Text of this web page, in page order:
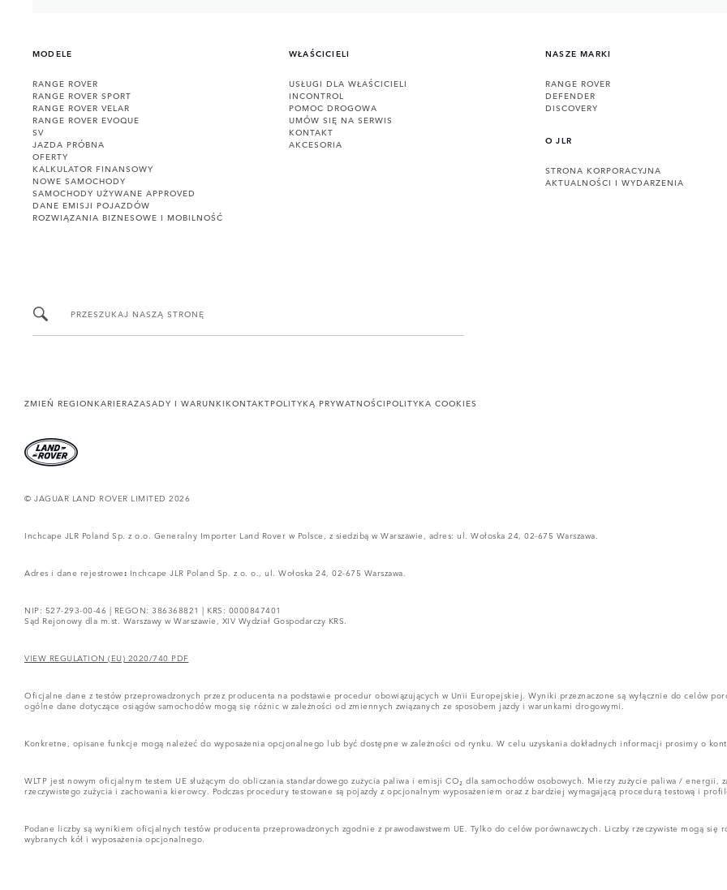
MODELE
RANGE ROVER
RANGE ROVER SPORT
RANGE ROVER VELAR
RANGE ROVER EVOQUE
SV
JAZDA PRÓBNA
OFERTY
KALKULATOR FINANSOWY
NOWE SAMOCHODY
SAMOCHODY UŻYWANE APPROVED
DANE EMISJI POJAZDÓW
ROZWIĄZANIA BIZNESOWE I MOBILNOŚĆ
WŁAŚCICIELI
USŁUGI DLA WŁAŚCICIELI
INCONTROL
POMOC DROGOWA
UMÓW SIĘ NA SERWIS
KONTAKT
AKCESORIA
NASZE MARKI
RANGE ROVER
DEFENDER
DISCOVERY
O JLR
STRONA KORPORACYJNA
AKTUALNOŚCI I WYDARZENIA
PRZESZUKAJ NASZĄ STRONĘ
ZMIEŃ REGIONKARIERAZASADY I WARUNKIKONTAKTPOLITYKĄ PRYWATNOŚCIPOLITYKA COOKIES
© JAGUAR LAND ROVER LIMITED 2026
Inchcape JLR Poland Sp. z o.o. Generalny Importer Land Rover w Polsce, z siedzibą w Warszawie, adres: ul. Wołoska 24, 02-675 Warszawa.
Adres i dane rejestrowe: Inchcape JLR Poland Sp. z o. o., ul. Wołoska 24, 02-675 Warszawa.
NIP: 527-293-00-46 | REGON: 386368821 | KRS: 0000847401
Sąd Rejonowy dla m.st. Warszawy w Warszawie, XIV Wydział Gospodarczy KRS.
VIEW REGULATION (EU) 2020/740 PDF
Oficjalne dane z testów przeprowadzonych przez producenta na podstawie procedur obowiązujących w Unii Europejskiej. Wyniki przeznaczone są wyłącznie do celów
ogólne dane dotyczące osiągów samochodów mogą się różnic w zależności od zmiennych związanych ze sposobem jazdy i warunkami drogowymi.
Konkretne, opisane funkcje mogą należeć do wyposażenia opcjonalnego lub być dostępne w zależności od rynku. W celu uzyskania dokładnych informacji prosimy o
WLTP jest nowym oficjalnym testem UE służącym do obliczania standardowego zużycia paliwa i emisji CO₂ dla samochodów osobowych. Mierzy zużycie paliwa /
rzeczywistego zużycia i zachowania kierowcy. Podczas procedury testowane są pojazdy z opcjonalnym wyposażeniem oraz z bardziej wymagającą procedurą testową i
Podane liczby są wynikiem oficjalnych testów producenta przeprowadzonych zgodnie z prawodawstwem UE. Tylko do celów porównawczych. Liczby rzeczywiste mogą
wybranych kół i wyposażenia opcjonalnego.